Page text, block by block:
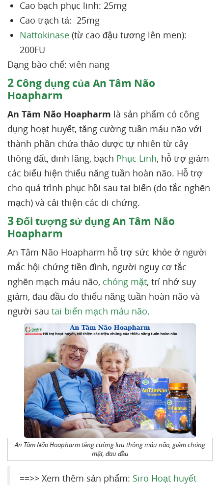
Cao bạch phục linh: 25mg
Cao trạch tả: 25mg
Nattokinase (từ cao đậu tương lên men):
200FU
Dạng bào chế: viên nang
2 Công dụng của An Tâm Não
Hoapharm
An Tâm Não Hoapharm là sản phẩm có công
dụng hoạt huyết, tăng cường tuần máu não với
thành phần chứa thảo dược tự nhiên từ cây
thông đất, đinh lăng, bạch Phục Linh, hỗ trợ giảm
các biểu hiện thiểu năng tuần hoàn não. Hỗ trợ
cho quá trình phục hồi sau tai biến (do tắc nghẽn
mạch) và cải thiện các di chứng.
3Đối tượng sử dụng An Tâm Não
Hoapharm
An Tâm Não Hoapharm hỗ trợ sức khỏe ở người
mắc hội chứng tiền đình, người nguy cơ tắc
nghẽn mạch máu não, chóng mặt, trí nhớ suy
giảm, đau đầu do thiểu năng tuần hoàn não và
người sau tai biến mạch máu não.
An Tâm Não Hoapharm tăng cường lưu thông máu não, giảm chóng
mặt, đau đầu
==>> Xem thêm sản phẩm: Siro Hoạt huyết